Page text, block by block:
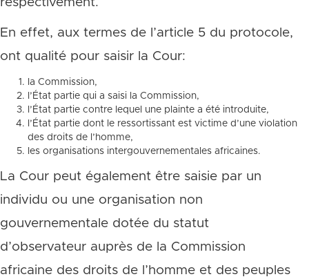
En effet, aux termes de l’article 5 du protocole,
ont qualité pour saisir la Cour:
la Commission,
l’État partie qui a saisi la Commission,
l’État partie contre lequel une plainte a été introduite,
l’État partie dont le ressortissant est victime d’une violation
des droits de l’homme,
les organisations intergouvernementales africaines.
La Cour peut également être saisie par un
individu ou une organisation non
gouvernementale dotée du statut
d’observateur auprès de la Commission
africaine des droits de l’homme et des peuples